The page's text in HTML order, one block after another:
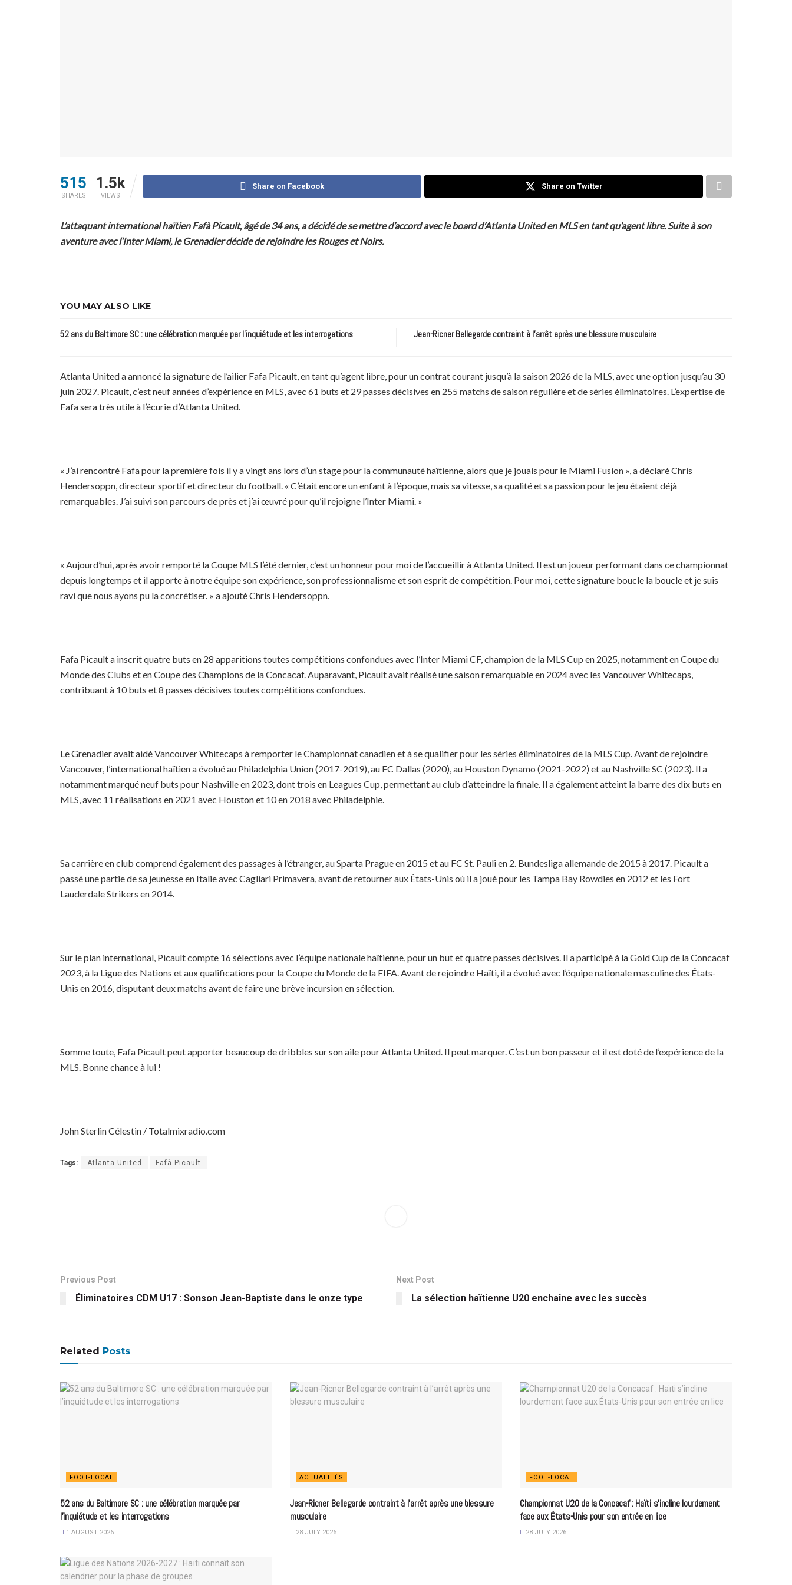
515
SHARES
1.5k
VIEWS
Share on Facebook Share on Twitter
L’attaquant international haïtien Fafà Picault, âgé de 34 ans, a décidé de se mettre d’accord avec le board d’Atlanta United en MLS en tant qu’agent libre. Suite à son
aventure avec l’Inter Miami, le Grenadier décide de rejoindre les Rouges et Noirs.
YOU MAY ALSO LIKE
52 ans du Baltimore SC : une célébration marquée par l’inquiétude et les interrogations Jean-Ricner Bellegarde contraint à l’arrêt après une blessure musculaire
Atlanta United a annoncé la signature de l’ailier Fafa Picault, en tant qu’agent libre, pour un contrat courant jusqu’à la saison 2026 de la MLS, avec une option jusqu’au 30
juin 2027. Picault, c’est neuf années d’expérience en MLS, avec 61 buts et 29 passes décisives en 255 matchs de saison régulière et de séries éliminatoires. L’expertise de
Fafa sera très utile à l’écurie d’Atlanta United.
« J’ai rencontré Fafa pour la première fois il y a vingt ans lors d’un stage pour la communauté haïtienne, alors que je jouais pour le Miami Fusion », a déclaré Chris
Hendersoppn, directeur sportif et directeur du football. « C’était encore un enfant à l’époque, mais sa vitesse, sa qualité et sa passion pour le jeu étaient déjà
remarquables. J’ai suivi son parcours de près et j’ai œuvré pour qu’il rejoigne l’Inter Miami. »
« Aujourd’hui, après avoir remporté la Coupe MLS l’été dernier, c’est un honneur pour moi de l’accueillir à Atlanta United. Il est un joueur performant dans ce championnat
depuis longtemps et il apporte à notre équipe son expérience, son professionnalisme et son esprit de compétition. Pour moi, cette signature boucle la boucle et je suis
ravi que nous ayons pu la concrétiser. » a ajouté Chris Hendersoppn.
Fafa Picault a inscrit quatre buts en 28 apparitions toutes compétitions confondues avec l’Inter Miami CF, champion de la MLS Cup en 2025, notamment en Coupe du
Monde des Clubs et en Coupe des Champions de la Concacaf. Auparavant, Picault avait réalisé une saison remarquable en 2024 avec les Vancouver Whitecaps,
contribuant à 10 buts et 8 passes décisives toutes compétitions confondues.
Le Grenadier avait aidé Vancouver Whitecaps à remporter le Championnat canadien et à se qualifier pour les séries éliminatoires de la MLS Cup. Avant de rejoindre
Vancouver, l’international haïtien a évolué au Philadelphia Union (2017-2019), au FC Dallas (2020), au Houston Dynamo (2021-2022) et au Nashville SC (2023). Il a
notamment marqué neuf buts pour Nashville en 2023, dont trois en Leagues Cup, permettant au club d’atteindre la finale. Il a également atteint la barre des dix buts en
MLS, avec 11 réalisations en 2021 avec Houston et 10 en 2018 avec Philadelphie.
Sa carrière en club comprend également des passages à l’étranger, au Sparta Prague en 2015 et au FC St. Pauli en 2. Bundesliga allemande de 2015 à 2017. Picault a
passé une partie de sa jeunesse en Italie avec Cagliari Primavera, avant de retourner aux États-Unis où il a joué pour les Tampa Bay Rowdies en 2012 et les Fort
Lauderdale Strikers en 2014.
Sur le plan international, Picault compte 16 sélections avec l’équipe nationale haïtienne, pour un but et quatre passes décisives. Il a participé à la Gold Cup de la Concacaf
2023, à la Ligue des Nations et aux qualifications pour la Coupe du Monde de la FIFA. Avant de rejoindre Haïti, il a évolué avec l’équipe nationale masculine des États-
Unis en 2016, disputant deux matchs avant de faire une brève incursion en sélection.
Somme toute, Fafa Picault peut apporter beaucoup de dribbles sur son aile pour Atlanta United. Il peut marquer. C’est un bon passeur et il est doté de l’expérience de la
MLS. Bonne chance à lui !
John Sterlin Célestin / Totalmixradio.com
Tags: Atlanta United Fafà Picault
Previous Post
Éliminatoires CDM U17 : Sonson Jean-Baptiste dans le onze type
Next Post
La sélection haïtienne U20 enchaîne avec les succès
Related Posts
FOOT-LOCAL
52 ans du Baltimore SC : une célébration marquée par
l’inquiétude et les interrogations
1 AUGUST 2026
ACTUALITÉS
Jean-Ricner Bellegarde contraint à l’arrêt après une blessure
musculaire
28 JULY 2026
FOOT-LOCAL
Championnat U20 de la Concacaf : Haïti s’incline lourdement
face aux États-Unis pour son entrée en lice
28 JULY 2026